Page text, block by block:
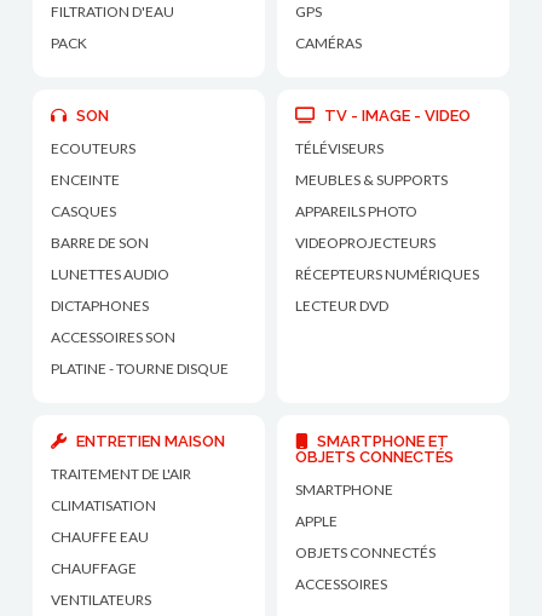
FILTRATION D'EAU
PACK
GPS
CAMÉRAS
SON
ECOUTEURS
ENCEINTE
CASQUES
BARRE DE SON
LUNETTES AUDIO
DICTAPHONES
ACCESSOIRES SON
PLATINE - TOURNE DISQUE
TV - IMAGE - VIDEO
TÉLÉVISEURS
MEUBLES & SUPPORTS
APPAREILS PHOTO
VIDEOPROJECTEURS
RÉCEPTEURS NUMÉRIQUES
LECTEUR DVD
ENTRETIEN MAISON
TRAITEMENT DE L'AIR
CLIMATISATION
CHAUFFE EAU
CHAUFFAGE
VENTILATEURS
SMARTPHONE ET
OBJETS CONNECTÉS
SMARTPHONE
APPLE
OBJETS CONNECTÉS
ACCESSOIRES